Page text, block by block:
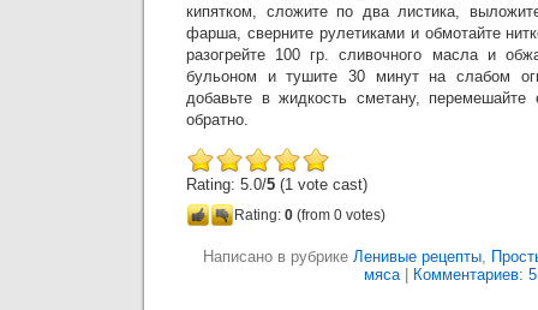
кипятком, сложите по два листика,
фарша, сверните рулетиками и обмотайте
разогрейте 100 гр. сливочного масла и
бульоном и тушите 30 минут на слабом
добавьте в жидкость сметану, перемешайте
обратно.
Rating: 5.0/5 (1 vote cast)
Rating: 0 (from 0 votes)
Написано в рубрике Ленивые рецепты,
мяса| Комментариев: